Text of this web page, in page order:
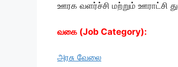
ஊரக வளர்ச்சி மற்றும் ஊராட்சி
வகை (Job Category):
அரசு வேலை